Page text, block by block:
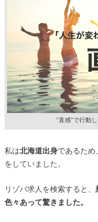
”直感”で行動
私は北海道出身であるため
をしていました。
リゾバ求人を検索すると、
色々あって驚きました。